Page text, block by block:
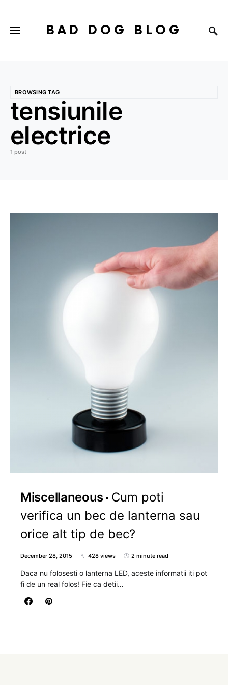
BAD DOG BLOG
BROWSING TAG
tensiunile
electrice
1 post
Miscellaneous Cum poti
verifica un bec de lanterna sau
orice alt tip de bec?
December 28, 2015 428 views 2 minute read
Daca nu folosesti o lanterna LED, aceste informatii iti pot
fi de un real folos! Fie ca detii…